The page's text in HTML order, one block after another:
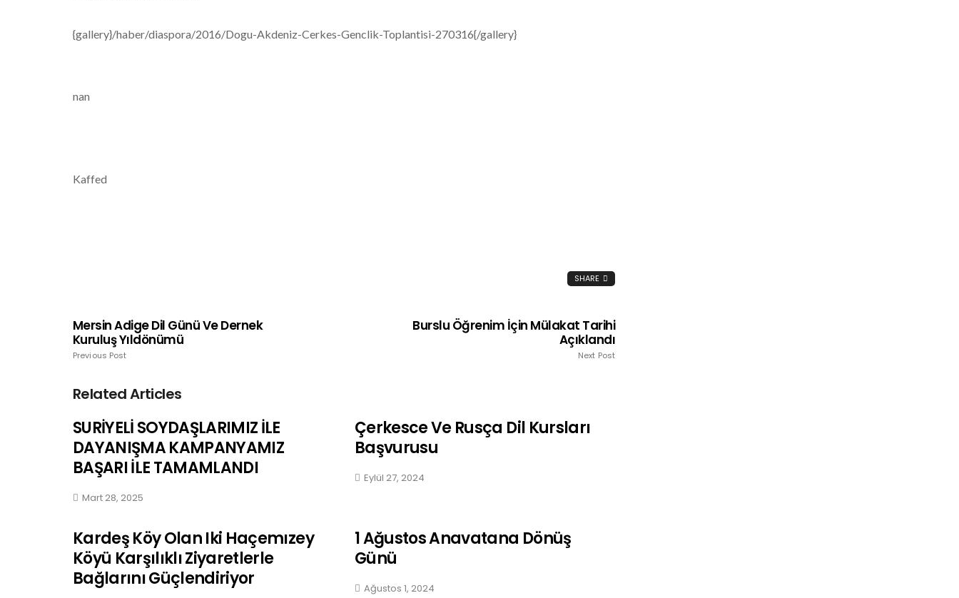
{gallery}/haber/diaspora/2016/Dogu-Akdeniz-Cerkes-Genclik-Toplantisi-270316{/gallery}
nan
Kaffed
SHARE
Mersin Adige Dil Günü Ve Dernek
Kuruluş Yıldönümü
Previous Post
Burslu Öğrenim İçin Mülakat Tarihi
Açıklandı
Next Post
Related Articles
SURİYELİ SOYDAŞLARIMIZ İLE
DAYANIŞMA KAMPANYAMIZ
BAŞARI İLE TAMAMLANDI
Mart 28, 2025
Çerkesce Ve Rusça Dil Kursları
Başvurusu
Eylül 27, 2024
Kardeş Köy Olan Iki Haçemızey
Köyü Karşılıklı Ziyaretlerle
Bağlarını Güçlendiriyor
1 Ağustos Anavatana Dönüş
Günü
Ağustos 1, 2024